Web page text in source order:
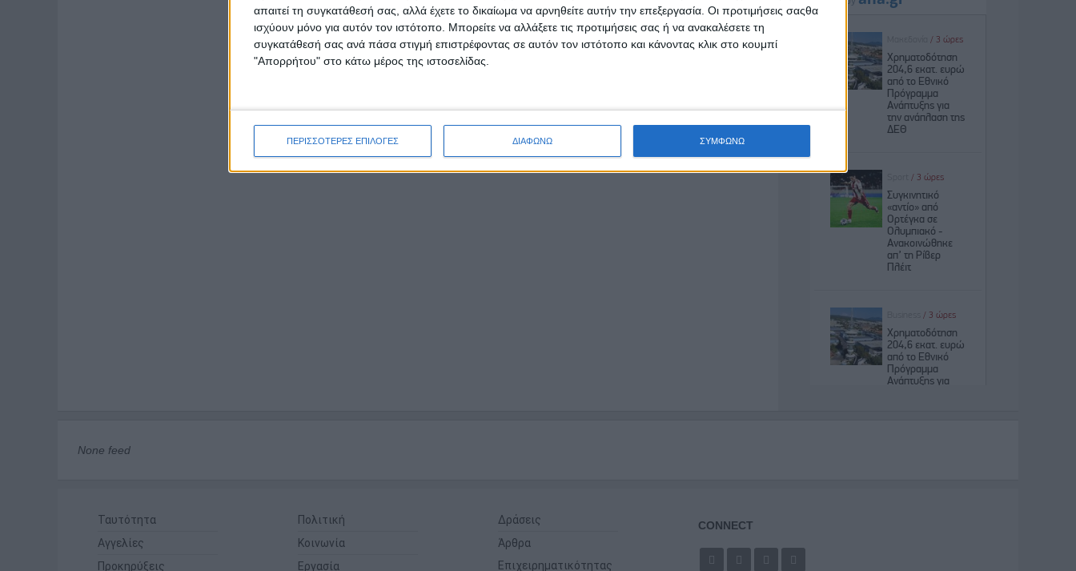
απαιτεί τη συγκατάθεσή σας, αλλά έχετε το δικαίωμα να αρνηθείτε αυτήν την επεξεργασία. Οι προτιμήσεις σαςθα
ισχύουν μόνο για αυτόν τον ιστότοπο. Μπορείτε να αλλάξετε τις προτιμήσεις σας ή να ανακαλέσετε τη
συγκατάθεσή σας ανά πάσα στιγμή επιστρέφοντας σε αυτόν τον ιστότοπο και κάνοντας κλικ στο κουμπί
"Απορρήτου" στο κάτω μέρος της ιστοσελίδας.
ΠΕΡΙΣΣΟΤΕΡΕΣ ΕΠΙΛΟΓΕΣ ΔΙΑΦΩΝΩ ΣΥΜΦΩΝΩ
None feed
Ταυτότητα
Αγγελίες
Προκηρύξεις
Πολιτική
Κοινωνία
Εργασία
Δράσεις
Άρθρα
Επιχειρηματικότητας
CONNECT